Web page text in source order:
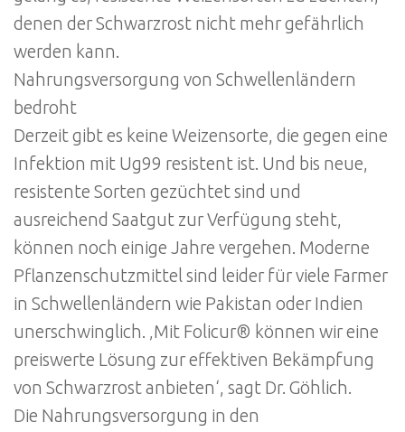
denen der Schwarzrost nicht mehr gefährlich
werden kann.
Nahrungsversorgung von Schwellenländern
bedroht
Derzeit gibt es keine Weizensorte, die gegen eine
Infektion mit Ug99 resistent ist. Und bis neue,
resistente Sorten gezüchtet sind und
ausreichend Saatgut zur Verfügung steht,
können noch einige Jahre vergehen. Moderne
Pflanzenschutzmittel sind leider für viele Farmer
in Schwellenländern wie Pakistan oder Indien
unerschwinglich. ‚Mit Folicur® können wir eine
preiswerte Lösung zur effektiven Bekämpfung
von Schwarzrost anbieten‘, sagt Dr. Göhlich.
Die Nahrungsversorgung in den